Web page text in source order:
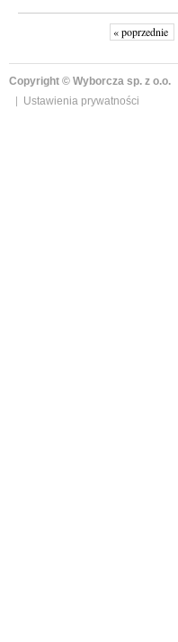
« poprzednie
Copyright © Wyborcza sp. z o.o.
Ustawienia prywatności